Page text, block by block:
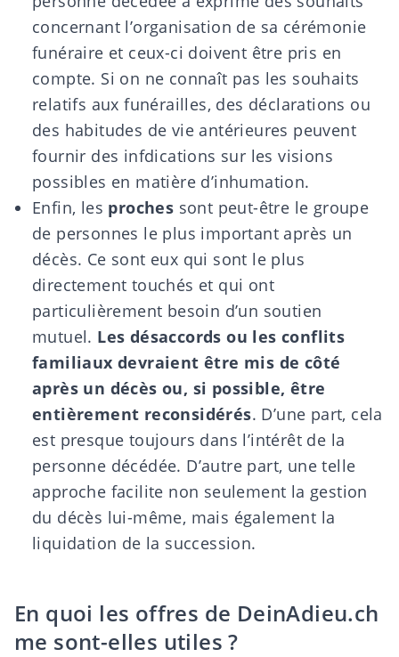
concernant l’organisation de sa cérémonie
funéraire et ceux-ci doivent être pris en
compte. Si on ne connaît pas les souhaits
relatifs aux funérailles, des déclarations ou
des habitudes de vie antérieures peuvent
fournir des infdications sur les visions
possibles en matière d’inhumation.
Enfin, les proches sont peut-être le groupe
de personnes le plus important après un
décès. Ce sont eux qui sont le plus
directement touchés et qui ont
particulièrement besoin d’un soutien
mutuel. Les désaccords ou les conflits
familiaux devraient être mis de côté
après un décès ou, si possible, être
entièrement reconsidérés. D’une part, cela
est presque toujours dans l’intérêt de la
personne décédée. D’autre part, une telle
approche facilite non seulement la gestion
du décès lui-même, mais également la
liquidation de la succession.
En quoi les offres de DeinAdieu.ch
me sont-elles utiles ?